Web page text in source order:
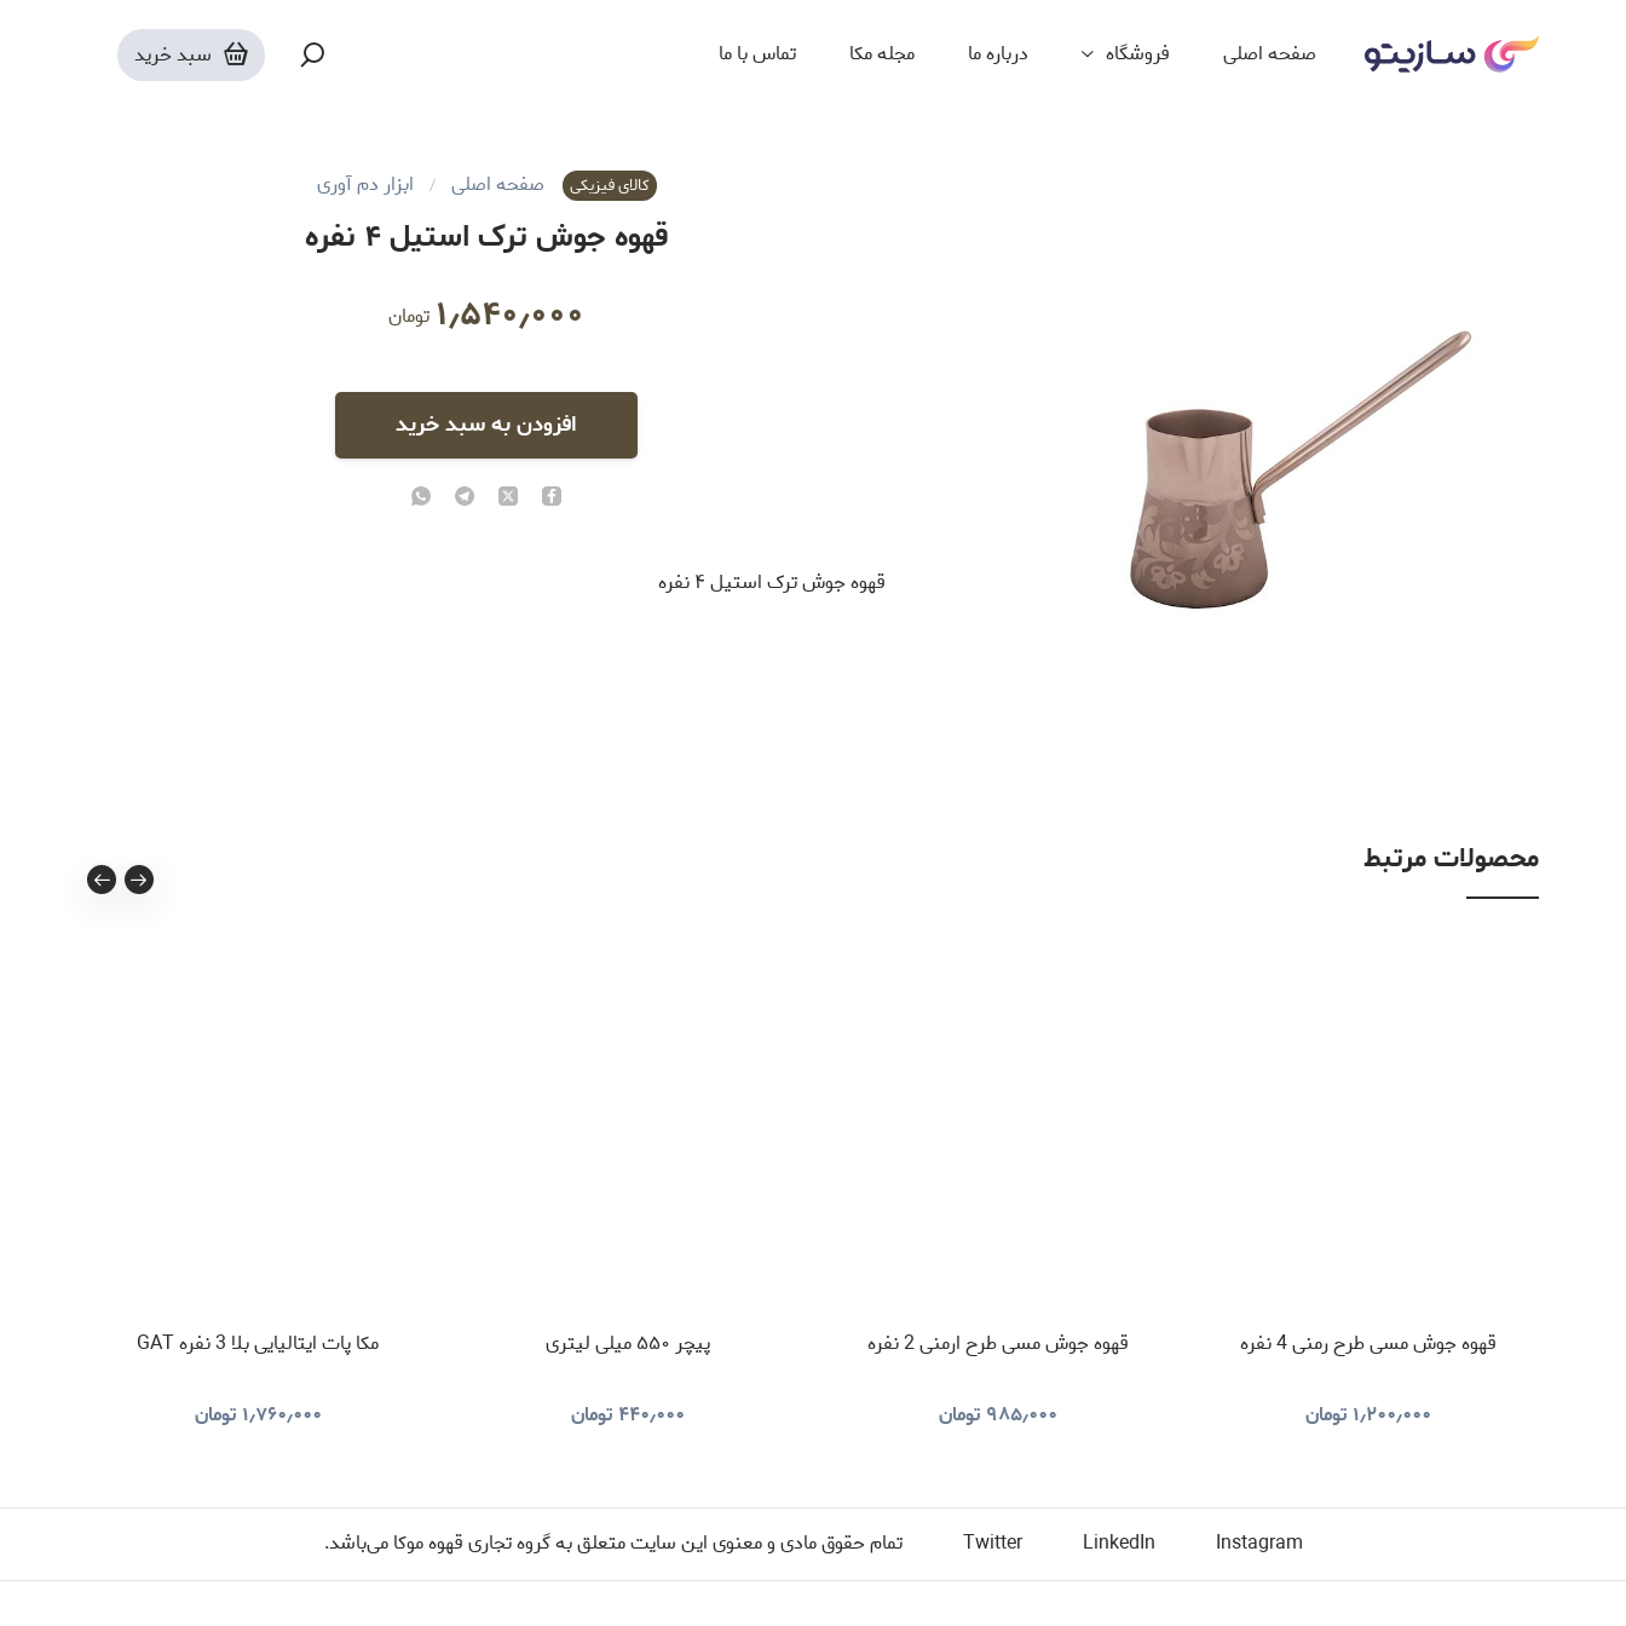
صفحه اصلی فروشگاه درباره ما مجله مکا تماس با ما سبد خرید
کالای فیزیکی صفحه اصلی ابزار دم آوری
قهوه جوش ترک استیل ۴ نفره
۱٫۵۴۰٫۰۰۰ تومان
افزودن به سبد خرید
قهوه جوش ترک استیل ۴ نفره
محصولات مرتبط
قهوه جوش مسی طرح رمنی 4 نفره
۱٫۲۰۰٫۰۰۰ تومان
قهوه جوش مسی طرح ارمنی 2 نفره
۹۸۵٫۰۰۰ تومان
پیچر ۵۵۰ میلی لیتری
۴۴۰٫۰۰۰ تومان
مکا پات ایتالیایی بلا 3 نفره GAT
۱٫۷۶۰٫۰۰۰ تومان
Instagram
LinkedIn
Twitter تمام حقوق مادی و معنوی این سایت متعلق به گروه تجاری قهوه موکا می‌باشد.